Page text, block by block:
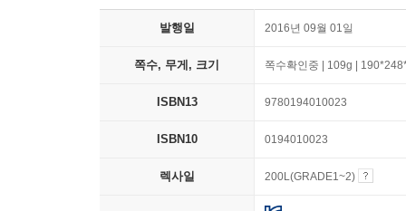
발행일 2016년 09월 01일
쪽수, 무게, 크기 쪽수확인중 | 109g |
ISBN13 9780194010023
ISBN10 0194010023
렉사일 200L(GRADE1~2)